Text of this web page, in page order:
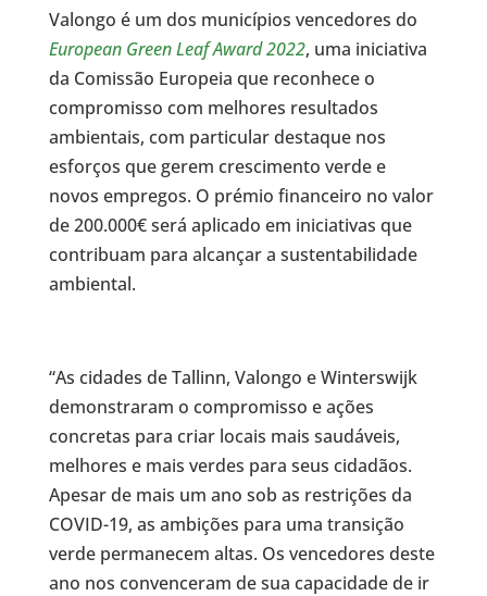
Valongo é um dos municípios vencedores do
European Green Leaf Award 2022, uma iniciativa
da Comissão Europeia que reconhece o
compromisso com melhores resultados
ambientais, com particular destaque nos
esforços que gerem crescimento verde e
novos empregos. O prémio financeiro no valor
de 200.000€ será aplicado em iniciativas que
contribuam para alcançar a sustentabilidade
ambiental.
“As cidades de Tallinn, Valongo e Winterswijk
demonstraram o compromisso e ações
concretas para criar locais mais saudáveis,
melhores e mais verdes para seus cidadãos.
Apesar de mais um ano sob as restrições da
COVID-19, as ambições para uma transição
verde permanecem altas. Os vencedores deste
ano nos convenceram de sua capacidade de ir